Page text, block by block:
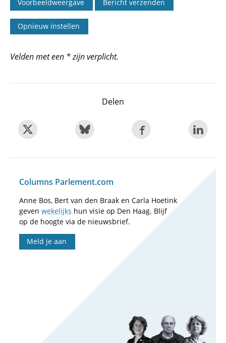
Velden met een * zijn verplicht.
Delen
Columns Parlement.com
Anne Bos, Bert van den Braak en Carla Hoetink
geven wekelijks hun visie op Den Haag. Blijf
op de hoogte via de nieuwsbrief.
Meld je aan